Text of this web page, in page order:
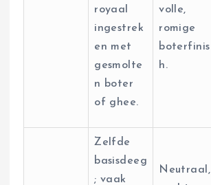
royaal
ingestrek
en met
gesmolte
n boter
of ghee.
volle,
romige
boterfinis
h.
Zelfde
basisdeeg
; vaak
Neutraal,